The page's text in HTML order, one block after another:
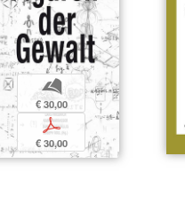
b
€ 30,00
p
€ 30,00